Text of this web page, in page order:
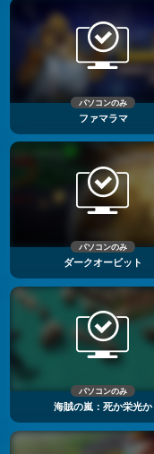
パソコンのみ
ファマラマ
パソコンのみ
ダークオービット
パソコンのみ
海賊の嵐：死か栄光か